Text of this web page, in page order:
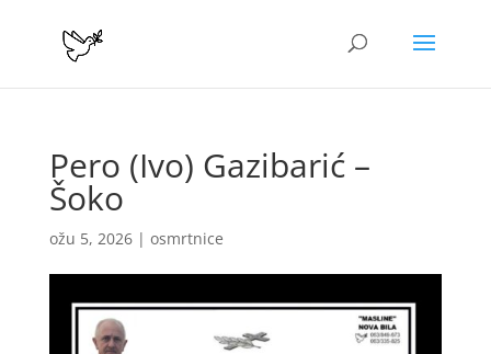
Pero (Ivo) Gazibarić –
Šoko
ožu 5, 2026| osmrtnice